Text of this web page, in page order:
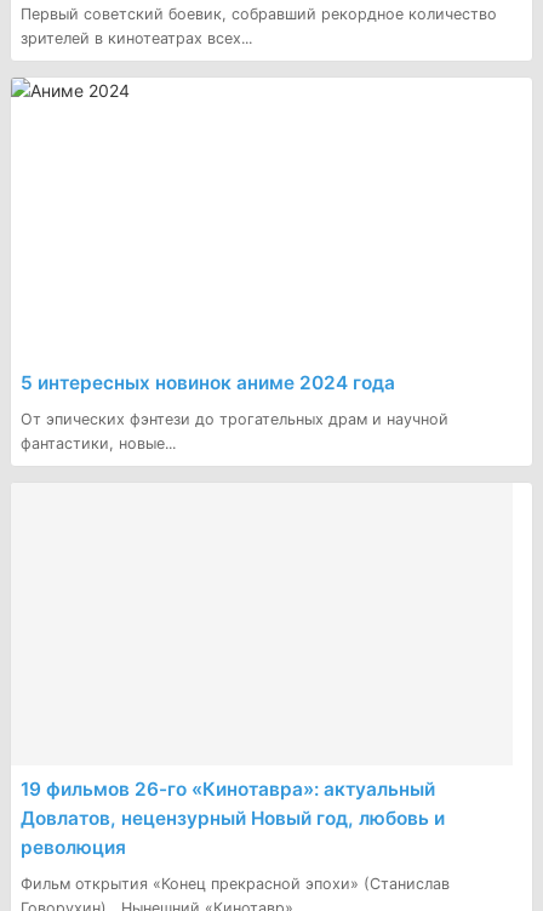
Первый советский боевик, собравший рекордное количество
зрителей в кинотеатрах всех...
5 интересных новинок аниме 2024 года
От эпических фэнтези до трогательных драм и научной
фантастики, новые...
19 фильмов 26-го «Кинотавра»: актуальный
Довлатов, нецензурный Новый год, любовь и
революция
Фильм открытия «Конец прекрасной эпохи» (Станислав